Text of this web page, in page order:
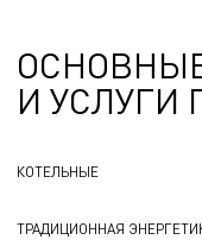
И УСЛУГИ
КОТЕЛЬНЫЕ
ТРАДИЦИОННАЯ